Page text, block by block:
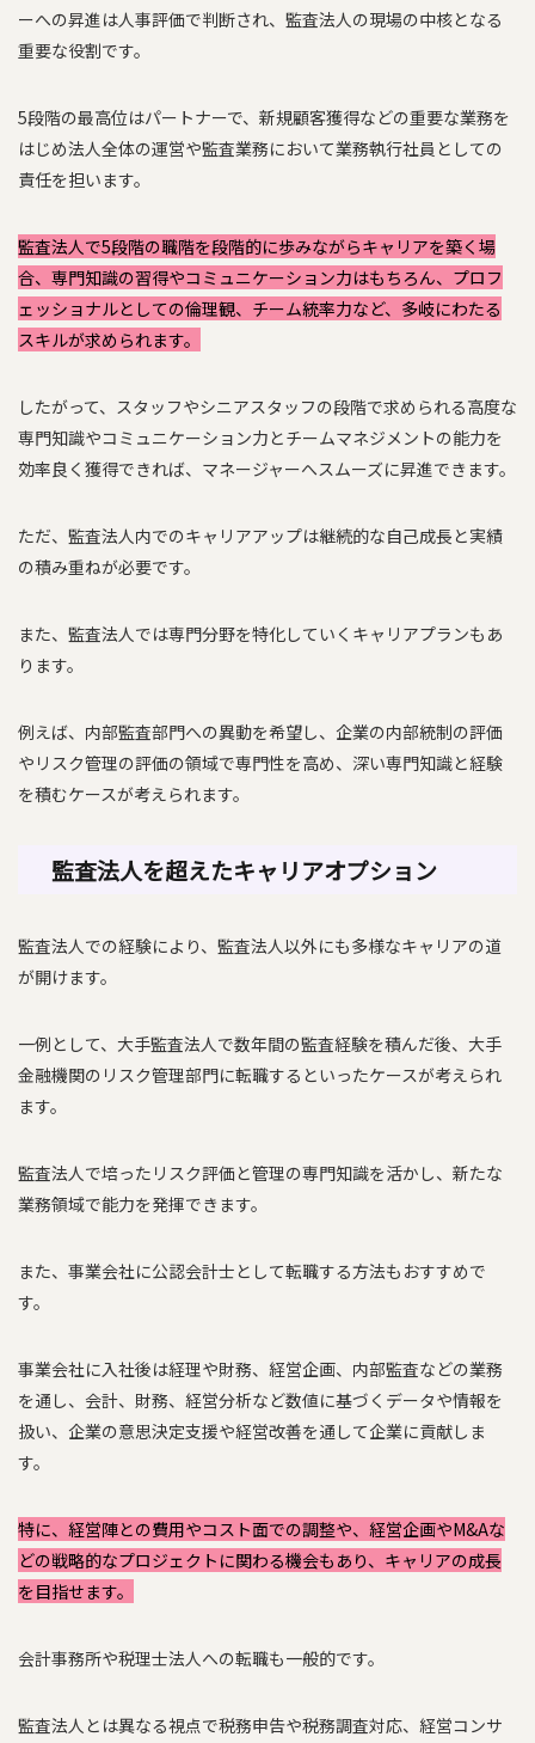
ーへの昇進は人事評価で判断され、監査法人の現場の中核となる
重要な役割です。
5段階の最高位はパートナーで、新規顧客獲得などの重要な業務を
はじめ法人全体の運営や監査業務において業務執行社員としての
責任を担います。
監査法人で5段階の職階を段階的に歩みながらキャリアを築く場
合、専門知識の習得やコミュニケーション力はもちろん、プロフ
ェッショナルとしての倫理観、チーム統率力など、多岐にわたる
スキルが求められます。
したがって、スタッフやシニアスタッフの段階で求められる高度な
専門知識やコミュニケーション力とチームマネジメントの能力を
効率良く獲得できれば、マネージャーへスムーズに昇進できます。
ただ、監査法人内でのキャリアアップは継続的な自己成長と実績
の積み重ねが必要です。
また、監査法人では専門分野を特化していくキャリアプランもあ
ります。
例えば、内部監査部門への異動を希望し、企業の内部統制の評価
やリスク管理の評価の領域で専門性を高め、深い専門知識と経験
を積むケースが考えられます。
監査法人を超えたキャリアオプション
監査法人での経験により、監査法人以外にも多様なキャリアの道
が開けます。
一例として、大手監査法人で数年間の監査経験を積んだ後、大手
金融機関のリスク管理部門に転職するといったケースが考えられ
ます。
監査法人で培ったリスク評価と管理の専門知識を活かし、新たな
業務領域で能力を発揮できます。
また、事業会社に公認会計士として転職する方法もおすすめで
す。
事業会社に入社後は経理や財務、経営企画、内部監査などの業務
を通し、会計、財務、経営分析など数値に基づくデータや情報を
扱い、企業の意思決定支援や経営改善を通して企業に貢献しま
す。
特に、経営陣との費用やコスト面での調整や、経営企画やM&Aな
どの戦略的なプロジェクトに関わる機会もあり、キャリアの成長
を目指せます。
会計事務所や税理士法人への転職も一般的です。
監査法人とは異なる視点で税務申告や税務調査対応、経営コンサ